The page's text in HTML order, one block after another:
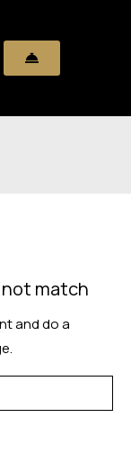
not match
and do a
.